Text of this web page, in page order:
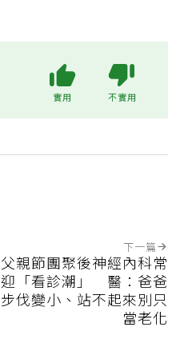
實用 不實用
下一篇
父親節團聚後神經內科常
迎「看診潮」 醫：爸爸
步伐變小、站不起來別只
當老化